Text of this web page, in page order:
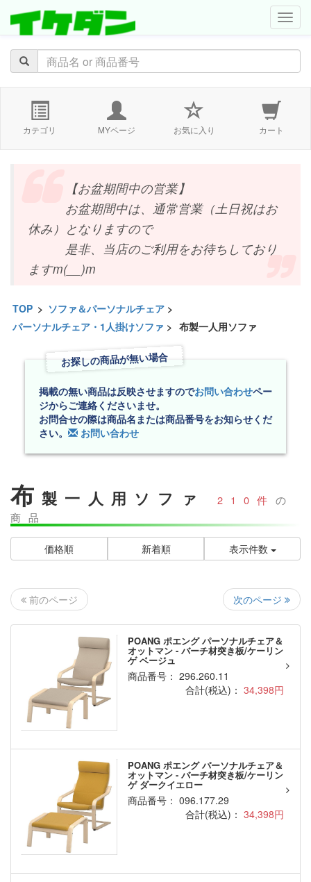
カテゴリ MYページ お気に入り カート
【お盆期間中の営業】
お盆期間中は、通常営業（土日祝はお
休み）となりますので
是非、当店のご利用をお待ちしており
ますm(__)m
TOP > ソファ＆パーソナルチェア >
パーソナルチェア・1人掛けソファ > 布製一人用ソファ
お探しの商品が無い場合
掲載の無い商品は反映させますのでお問い合わせペー
ジからご連絡くださいませ。
お問合せの際は商品名または商品番号をお知らせくだ
さい。
お問い合わせ
布製一人用ソファ 210件 の
商品
価格順 新着順 表示件数
前のページ 次のページ
POANG ポエング パーソナルチェア＆
オットマン - バーチ材突き板/ケーリン
ゲ ベージュ
商品番号： 296.260.11
合計(税込)： 34,398円
POANG ポエング パーソナルチェア＆
オットマン - バーチ材突き板/ケーリン
ゲ ダークイエロー
商品番号： 096.177.29
合計(税込)： 34,398円